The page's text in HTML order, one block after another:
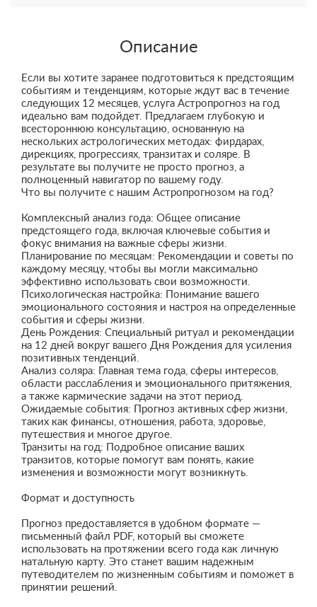
Описание
Если вы хотите заранее подготовиться к предстоящим
событиям и тенденциям, которые ждут вас в течение
следующих 12 месяцев, услуга Астропрогноз на год
идеально вам подойдет. Предлагаем глубокую и
всестороннюю консультацию, основанную на
нескольких астрологических методах: фирдарах,
дирекциях, прогрессиях, транзитах и соляре. В
результате вы получите не просто прогноз, а
полноценный навигатор по вашему году.
Что вы получите с нашим Астропрогнозом на год?
Комплексный анализ года: Общее описание
предстоящего года, включая ключевые события и
фокус внимания на важные сферы жизни.
Планирование по месяцам: Рекомендации и советы по
каждому месяцу, чтобы вы могли максимально
эффективно использовать свои возможности.
Психологическая настройка: Понимание вашего
эмоционального состояния и настроя на определенные
события и сферы жизни.
День Рождения: Специальный ритуал и рекомендации
на 12 дней вокруг вашего Дня Рождения для усиления
позитивных тенденций.
Анализ соляра: Главная тема года, сферы интересов,
области расслабления и эмоционального притяжения,
а также кармические задачи на этот период.
Ожидаемые события: Прогноз активных сфер жизни,
таких как финансы, отношения, работа, здоровье,
путешествия и многое другое.
Транзиты на год: Подробное описание ваших
транзитов, которые помогут вам понять, какие
изменения и возможности могут возникнуть.
Формат и доступность
Прогноз предоставляется в удобном формате —
письменный файл PDF, который вы сможете
использовать на протяжении всего года как личную
натальную карту. Это станет вашим надежным
путеводителем по жизненным событиям и поможет в
принятии решений.